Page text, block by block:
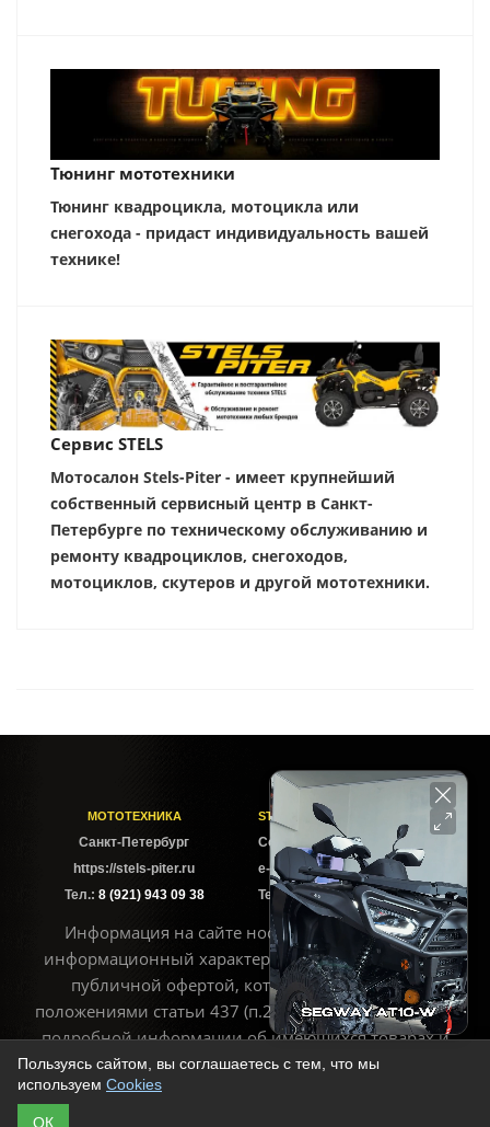
Тюнинг мототехники
Тюнинг квадроцикла, мотоцикла или
снегохода - придаст индивидуальность вашей
технике!
Сервис STELS
Мотосалон Stels-Piter - имеет крупнейший
собственный сервисный центр в Санкт-
Петербурге по техническому обслуживанию и
ремонту квадроциклов, снегоходов,
мотоциклов, скутеров и другой мототехники.
МОТОТЕХНИКА
Cанкт-Петербург
https://stels-piter.ru
Тел.: 8 (921) 943 09 38
STELS-PITER СОФИЙСКАЯ
Софийская ул. 6Б
e-mail: sales@stels-piter.ru
Тел.:8 (921) 943 09 38
Информация на сайте носит исключительно
информационный характер и не может считаться
публичной офертой, которая определяется
положениями статьи 437 (п.2) ГК РФ. Для получения
подробной информации об имеющихся товарах и
ценах воспользуйтесь контактами, указанными на
Пользуясь сайтом, вы соглашаетесь с тем, что мы
используем Cookies
ОК